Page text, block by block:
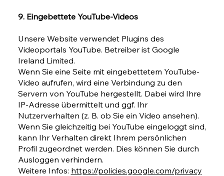
9. Eingebettete YouTube-Videos
Unsere Website verwendet Plugins des
Videoportals YouTube. Betreiber ist Google
Ireland Limited.
Wenn Sie eine Seite mit eingebettetem YouTube-
Video aufrufen, wird eine Verbindung zu den
Servern von YouTube hergestellt. Dabei wird Ihre
IP-Adresse übermittelt und ggf. Ihr
Nutzerverhalten (z. B. ob Sie ein Video ansehen).
Wenn Sie gleichzeitig bei YouTube eingeloggt sind,
kann Ihr Verhalten direkt Ihrem persönlichen
Profil zugeordnet werden. Dies können Sie durch
Ausloggen verhindern.
Weitere Infos: https://policies.google.com/privacy